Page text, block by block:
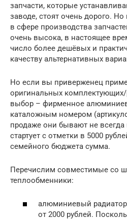
запчасти, которые
заводе, стоят очень дорого.
в сфере производства
очень высока, в настоящее
число более дешёвых и
качеству альтернативных
Но если вы приверженец
оригинальных
выбор – фирменное
каталожным номером
продаже они бывают не всегда
стартует с отметки в 5000
семейного бюджета сумма.
Перечислим совместимые со
теплообменники:
алюминиевый
от 2000 рублей.